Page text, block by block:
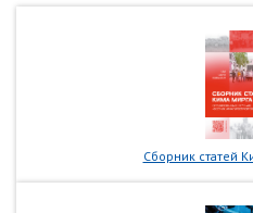
Сборник статей